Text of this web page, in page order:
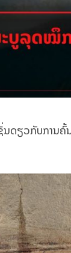
ນດຽວກັບການ